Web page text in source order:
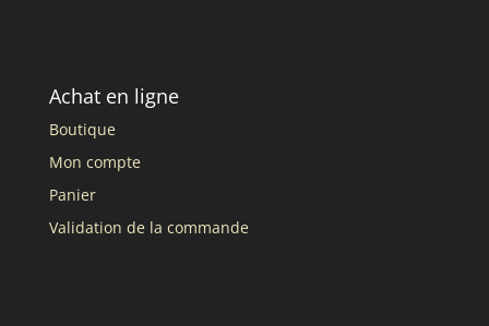
Achat en ligne
Boutique
Mon compte
Panier
Validation de la commande